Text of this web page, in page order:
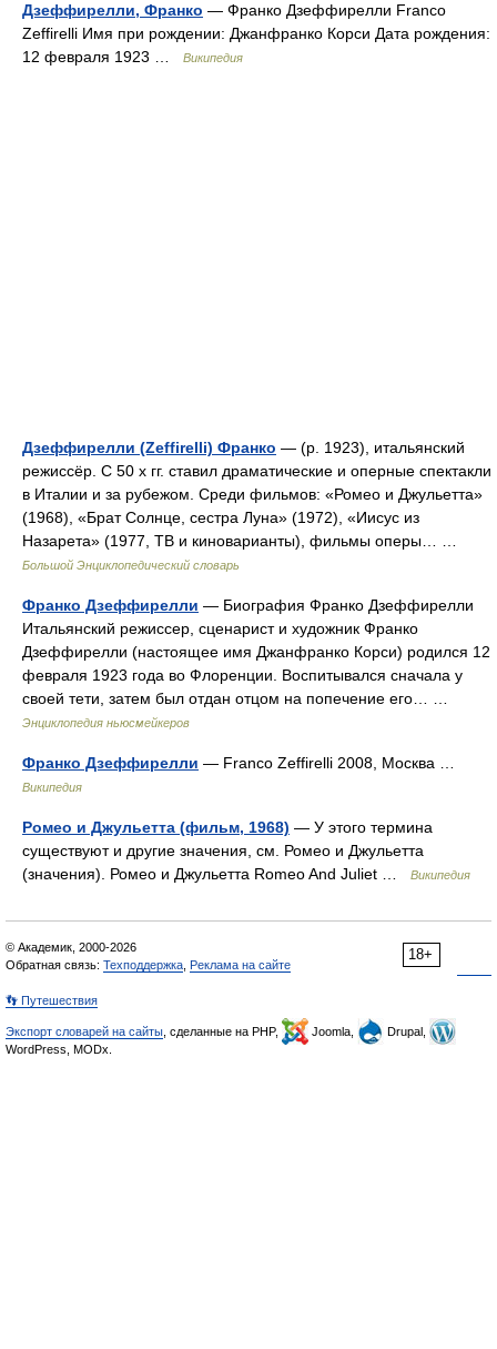
Дзеффирелли, Франко — Франко Дзеффирелли Franco
Zeffirelli Имя при рождении: Джанфранко Корси Дата рождения:
12 февраля 1923 …
Википедия
Дзеффирелли (Zeffirelli) Франко — (р. 1923), итальянский
режиссёр. С 50 х гг. ставил драматические и оперные спектакли
в Италии и за рубежом. Среди фильмов: «Ромео и Джульетта»
(1968), «Брат Солнце, сестра Луна» (1972), «Иисус из
Назарета» (1977, ТВ и киноварианты), фильмы оперы… …
Большой Энциклопедический словарь
Франко Дзеффирелли — Биография Франко Дзеффирелли
Итальянский режиссер, сценарист и художник Франко
Дзеффирелли (настоящее имя Джанфранко Корси) родился 12
февраля 1923 года во Флоренции. Воспитывался сначала у
своей тети, затем был отдан отцом на попечение его… …
Энциклопедия ньюсмейкеров
Франко Дзеффирелли — Franco Zeffirelli 2008, Москва …
Википедия
Ромео и Джульетта (фильм, 1968) — У этого термина
существуют и другие значения, см. Ромео и Джульетта
(значения). Ромео и Джульетта Romeo And Juliet …
Википедия
18+
© Академик, 2000-2026
Обратная связь: Техподдержка Реклама на сайте
👣 Путешествия
Экспорт словарей на сайты , сделанные на PHP, Joomla,
Drupal,
WordPress, MODx.